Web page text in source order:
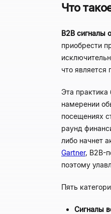
Что
B2B сигналы
приобрести
что является
Эта практика
намерении
посещениях
раунд
либо начнет
Gartner, B2B-
поэтому
Пять
Сигналы